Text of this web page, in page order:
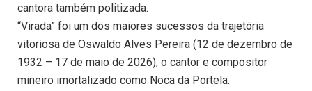
cantora também politizada.
“Virada” foi um dos maiores sucessos da trajetória
vitoriosa de Oswaldo Alves Pereira (12 de dezembro de
1932 – 17 de maio de 2026), o cantor e compositor
mineiro imortalizado como Noca da Portela.